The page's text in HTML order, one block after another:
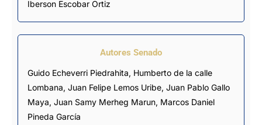
Iberson Escobar Ortiz
Autores Senado
Guido Echeverri Piedrahita, Humberto de la calle
Lombana, Juan Felipe Lemos Uribe, Juan Pablo Gallo
Maya, Juan Samy Merheg Marun, Marcos Daniel
Pineda García